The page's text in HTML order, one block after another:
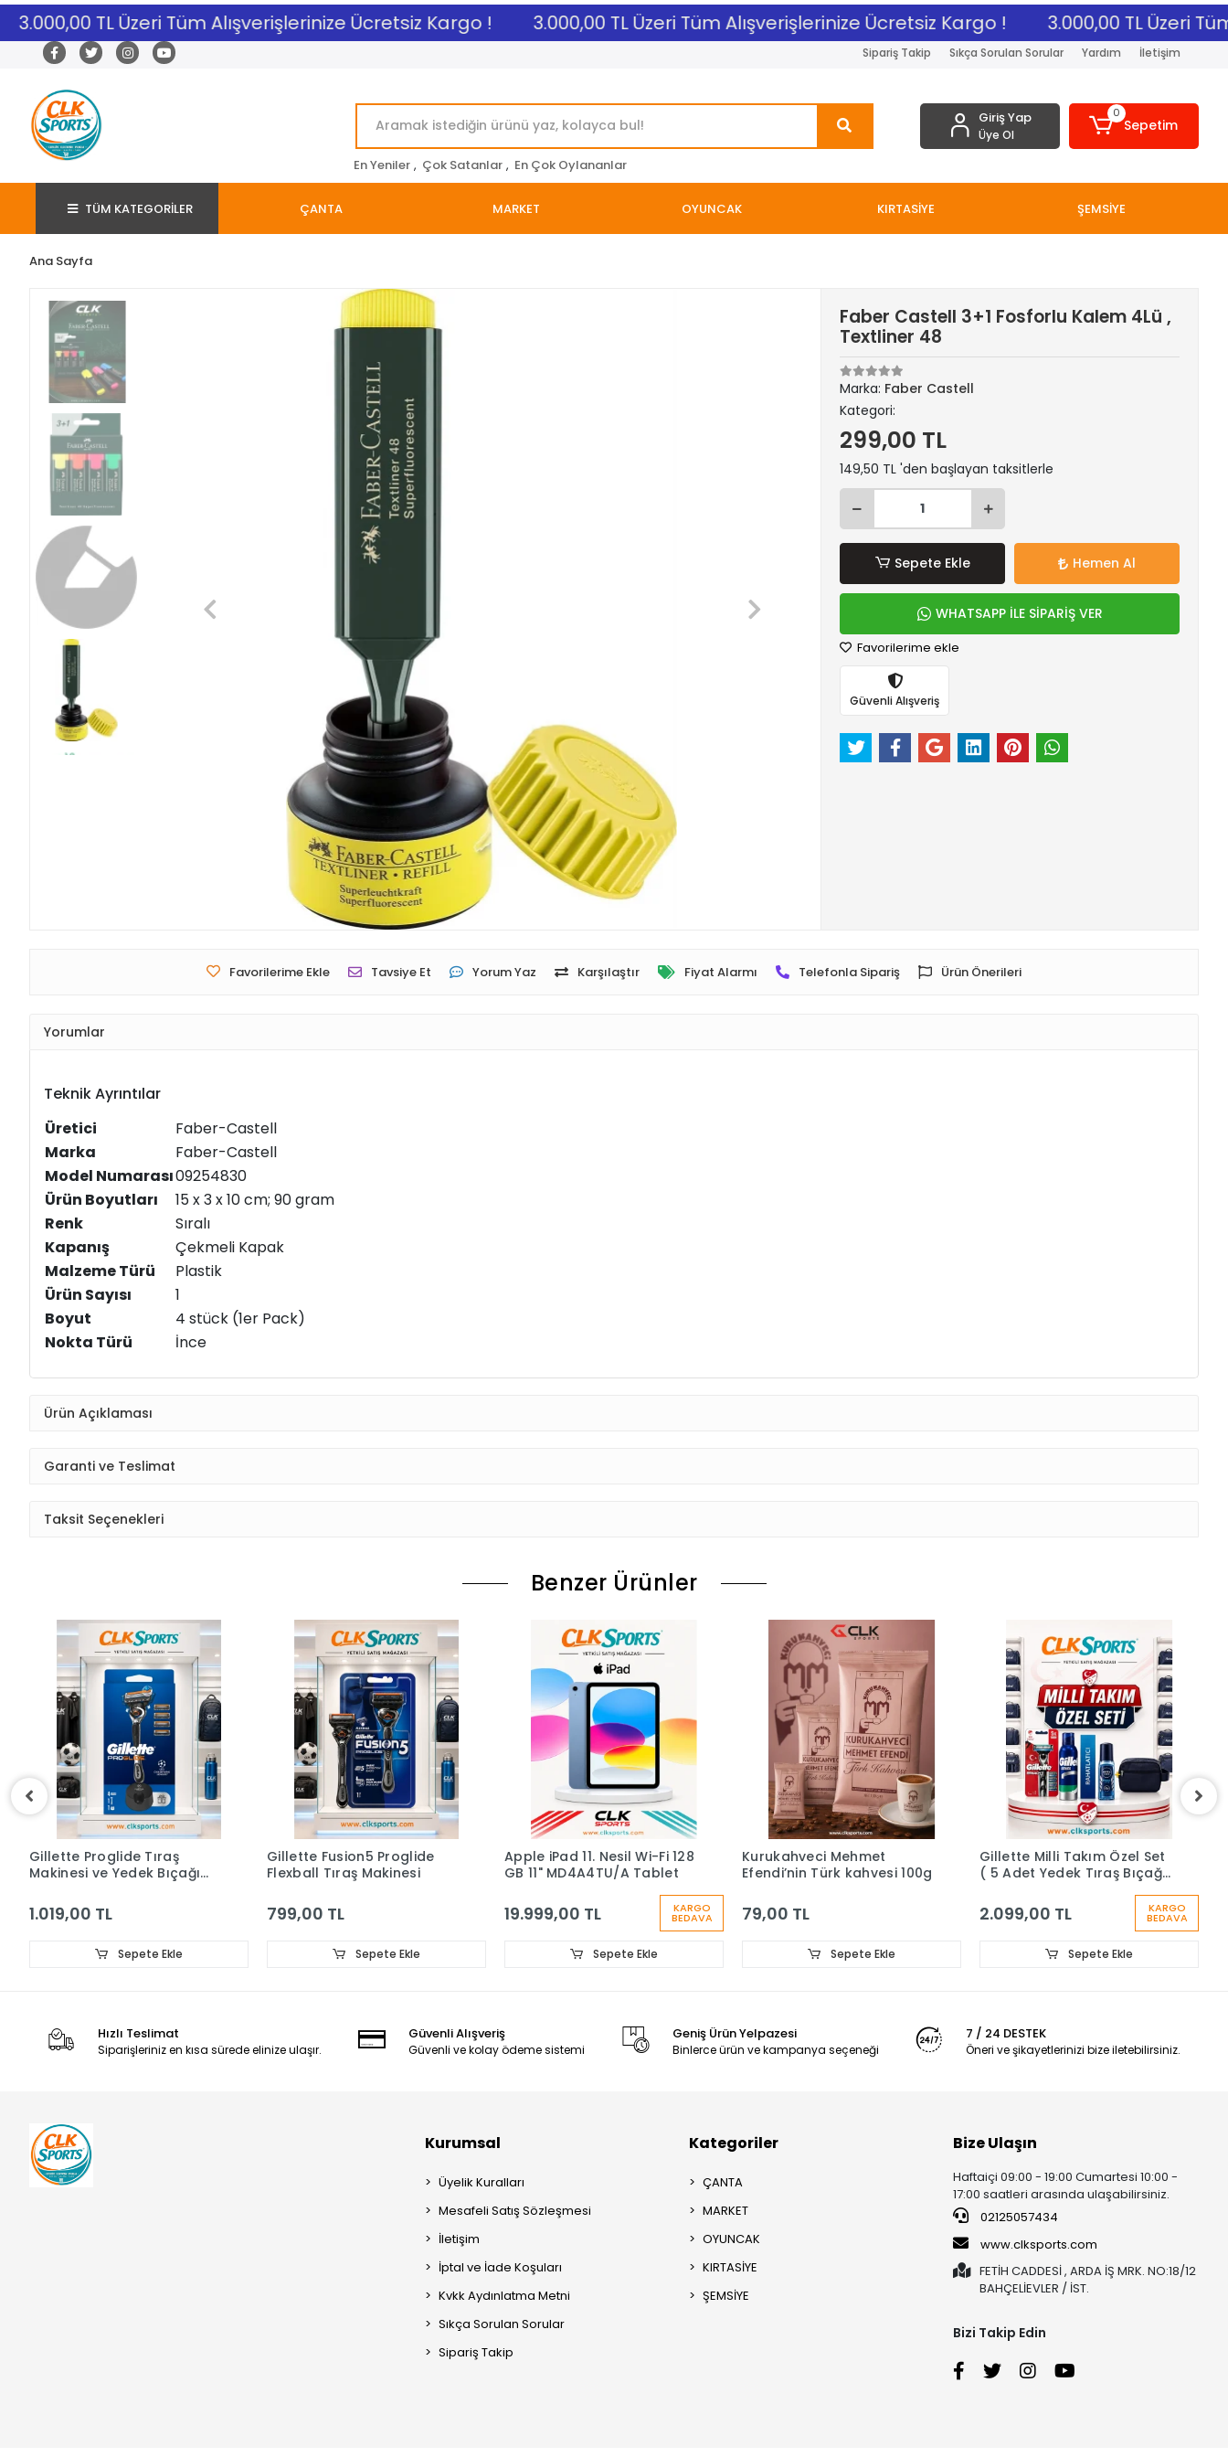
3.000,00 TL Üzeri Tüm Alışverişlerinize Ücretsiz Kargo ! 3.000,00 TL Üzeri Tüm Alışverişlerinize Ücretsiz Kargo ! 3.000,00 TL Üzeri
Sipariş Takip Sıkça Sorulan Sorular Yardım İletişim
En Yeniler , Çok Satanlar , En Çok Oylananlar
Giriş Yap
Üye Ol
0
Sepetim
TÜM KATEGORİLER ÇANTA MARKET OYUNCAK KIRTASİYE ŞEMSİYE
Ana Sayfa
Faber Castell 3+1 Fosforlu Kalem 4Lü ,
Textliner 48
Marka: Faber Castell
Kategori:
299,00 TL
149,50 TL 'den başlayan taksitlerle
Sepete Ekle Hemen Al
WHATSAPP İLE SİPARİŞ VER
Favorilerime ekle
Güvenli Alışveriş
Favorilerime Ekle Tavsiye Et Yorum Yaz Karşılaştır Fiyat Alarmı Telefonla Sipariş Ürün Önerileri
Yorumlar
Teknik Ayrıntılar
Üretici
‎Faber-Castell
Marka
‎Faber-Castell
Model Numarası‎09254830
Ürün Boyutları
‎15 x 3 x 10 cm; 90 gram
Renk
‎Sıralı
Kapanış
‎Çekmeli Kapak
Malzeme Türü
‎Plastik
Ürün Sayısı
‎1
Boyut
‎4 stück (1er Pack)
Nokta Türü
‎İnce
Ürün Açıklaması
Garanti ve Teslimat
Taksit Seçenekleri
Benzer Ürünler
Gillette Fusion5 Proglide
Flexball Tıraş Makinesi
799,00 TL
Apple iPad 11. Nesil Wi-Fi 128
GB 11" MD4A4TU/A Tablet
19.999,00 TL KARGO
BEDAVA
Kurukahveci Mehmet
Efendi’nin Türk kahvesi 100g
79,00 TL
Gillette Milli Takım Özel Set
( 5 Adet Yedek Tıraş Bıçağı
KARGO
BEDAVA
Gillette Vegan Deri
Premium Set - Düğün
2.399,00 TL
Hızlı Teslimat
Siparişleriniz en kısa sürede elinize ulaşır.
Güvenli Alışveriş
Güvenli ve kolay ödeme sistemi
Geniş Ürün Yelpazesi
Binlerce ürün ve kampanya seçeneği
7 / 24 DESTEK
Öneri ve şikayetlerinizi bize iletebilirsiniz.
Kurumsal
Üyelik Kuralları
Mesafeli Satış Sözleşmesi
İletişim
İptal ve İade Koşuları
Kvkk Aydınlatma Metni
Sıkça Sorulan Sorular
Sipariş Takip
Kategoriler
ÇANTA
MARKET
OYUNCAK
KIRTASİYE
ŞEMSİYE
Bize Ulaşın
Haftaiçi 09:00 - 19:00 Cumartesi 10:00 -
17:00 saatleri arasında ulaşabilirsiniz.
02125057434
www.clksports.com
FETİH CADDESİ , ARDA İŞ MRK. NO:18/12
BAHÇELİEVLER / İST.
Bizi Takip Edin